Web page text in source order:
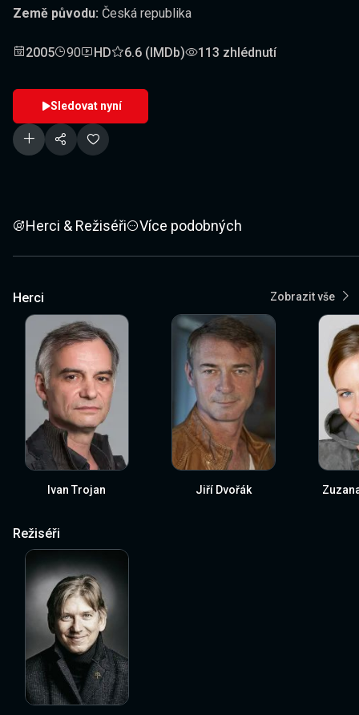
Země původu: Česká republika
2005 90 HD 6.6 (IMDb) 113 zhlédnutí
Sledovat nyní
Herci & Režiséři Více podobných
Herci Zobrazit vše
Ivan Trojan Jiří Dvořák
Režiséři